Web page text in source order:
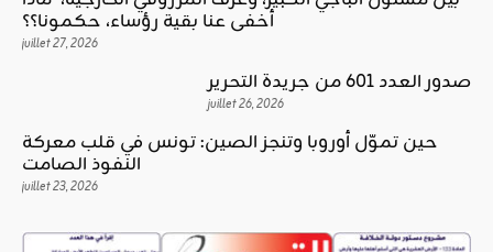
أخفى عنا بقية رؤساء، حكمونا؟؟
juillet 27, 2026
صدور العدد 601 من جريدة التحرير
juillet 26, 2026
حين تموّل أوروبا وتنجز الصين: تونس في قلب معركة
النفوذ الصامت
juillet 23, 2026